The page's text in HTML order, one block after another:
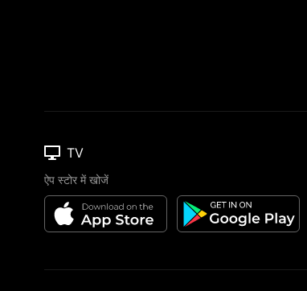
TV
ऐप स्टोर में खोजें